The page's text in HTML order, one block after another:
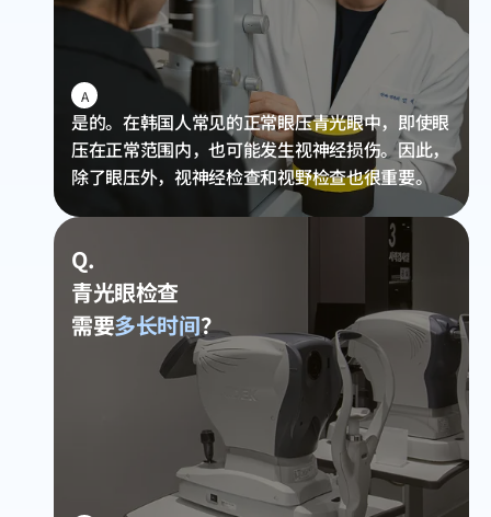
A
是的。在韩国人常见的正常眼压青光眼中，即使眼
压在正常范围内，也可能发生视神经损伤。因此，
除了眼压外，视神经检查和视野检查也很重要。
Q.
青光眼检查
需要多长时间？